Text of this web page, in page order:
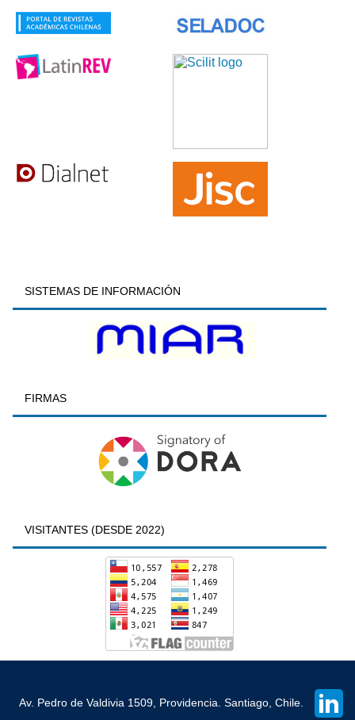
SISTEMAS DE INFORMACIÓN
FIRMAS
VISITANTES (DESDE 2022)
Av. Pedro de Valdivia 1509, Providencia. Santiago, Chile.